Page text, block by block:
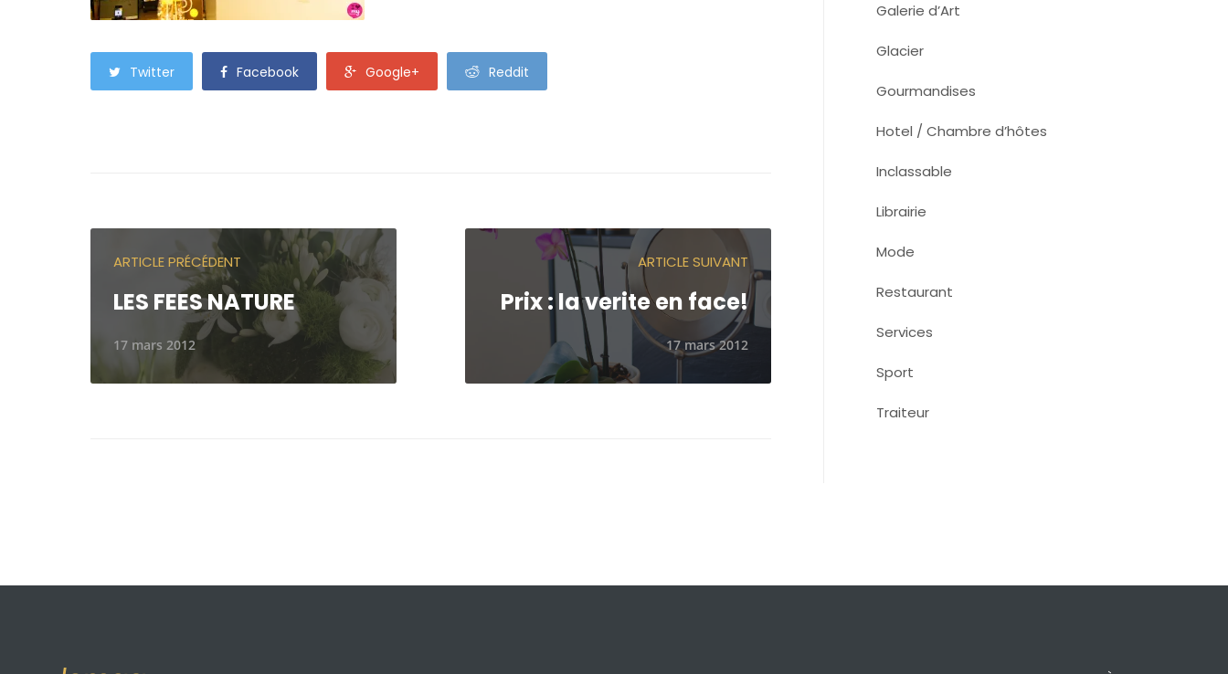
Twitter Facebook Google+ Reddit
ARTICLE PRÉCÉDENT
LES FEES NATURE
17 mars 2012
ARTICLE SUIVANT
Prix : la verite en face!
17 mars 2012
Galerie d’Art
Glacier
Gourmandises
Hotel / Chambre d’hôtes
Inclassable
Librairie
Mode
Restaurant
Services
Sport
Traiteur